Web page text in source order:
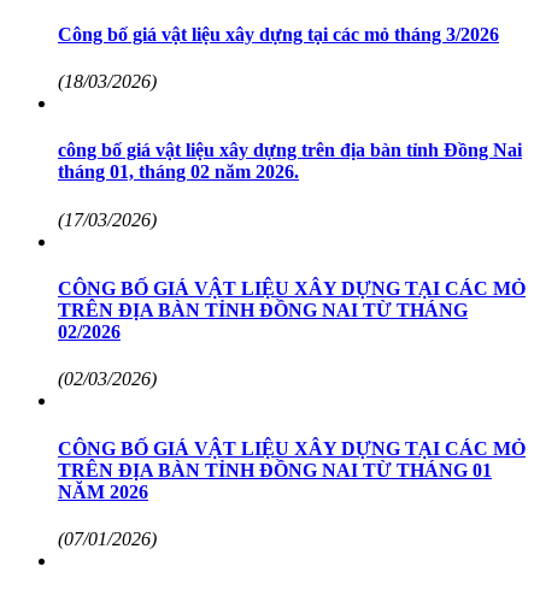
Công bố giá vật liệu xây dựng tại các mỏ tháng 3/2026
(18/03/2026)
công bố giá vật liệu xây dựng trên địa bàn tỉnh Đồng Nai
tháng 01, tháng 02 năm 2026.
(17/03/2026)
CÔNG BỐ GIÁ VẬT LIỆU XÂY DỰNG TẠI CÁC MỎ
TRÊN ĐỊA BÀN TỈNH ĐỒNG NAI TỪ THÁNG
02/2026
(02/03/2026)
CÔNG BỐ GIÁ VẬT LIỆU XÂY DỰNG TẠI CÁC MỎ
TRÊN ĐỊA BÀN TỈNH ĐỒNG NAI TỪ THÁNG 01
NĂM 2026
(07/01/2026)